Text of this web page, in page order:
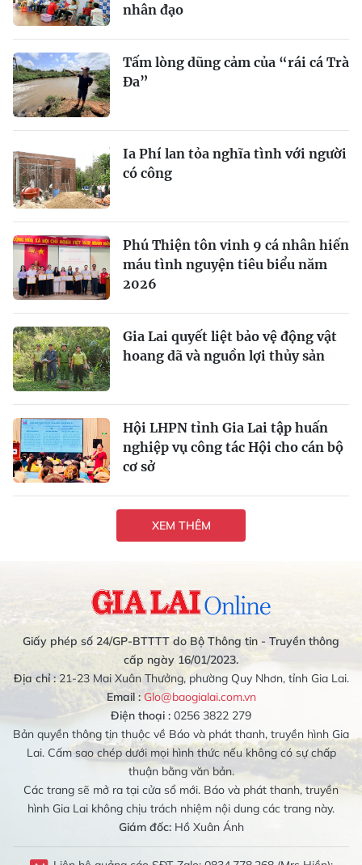
nhân đạo
Tấm lòng dũng cảm của “rái cá Trà
Đa”
Ia Phí lan tỏa nghĩa tình với người
có công
Phú Thiện tôn vinh 9 cá nhân hiến
máu tình nguyện tiêu biểu năm
2026
Gia Lai quyết liệt bảo vệ động vật
hoang dã và nguồn lợi thủy sản
Hội LHPN tỉnh Gia Lai tập huấn
nghiệp vụ công tác Hội cho cán bộ
cơ sở
XEM THÊM
Giấy phép số 24/GP-BTTTT do Bộ Thông tin - Truyền thông
cấp ngày 16/01/2023.
Địa chỉ :21-23 Mai Xuân Thưởng, phường Quy Nhơn, tỉnh Gia Lai.
Email : Glo@baogialai.com.vn
Điện thoại : 0256 3822 279
Bản quyền thông tin thuộc về Báo và phát thanh, truyền hình Gia
Lai. Cấm sao chép dưới mọi hình thức nếu không có sự chấp
thuận bằng văn bản.
Các trang sẽ mở ra tại cửa sổ mới. Báo và phát thanh, truyền
hình Gia Lai không chịu trách nhiệm nội dung các trang này.
Giám đốc:Hồ Xuân Ánh